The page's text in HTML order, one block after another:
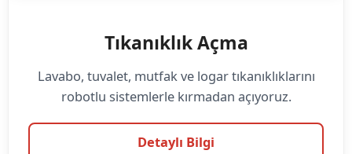
Tıkanıklık Açma
Lavabo, tuvalet, mutfak ve logar tıkanıklıklarını
robotlu sistemlerle kırmadan açıyoruz.
Detaylı Bilgi